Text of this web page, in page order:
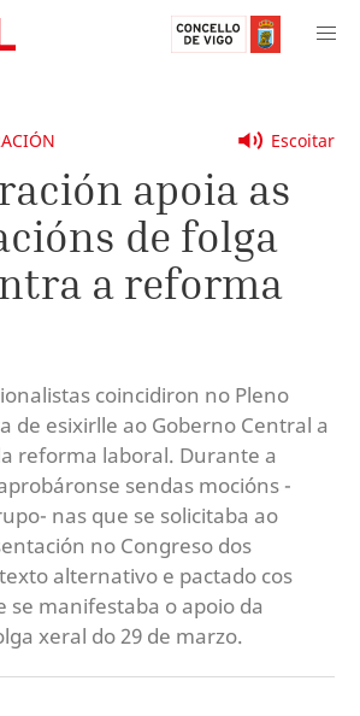
Escoitar
apoia as
de folga
a reforma
coincidiron no Pleno
de esixirlle ao Goberno Central a
reforma laboral. Durante a
sendas mocións -
nas que se solicitaba ao
no Congreso dos
alternativo e pactado cos
se manifestaba o apoio da
xeral do 29 de marzo.